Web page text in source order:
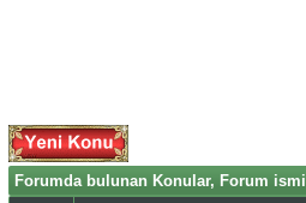
Forumda bulunan Konular, Forum ismi